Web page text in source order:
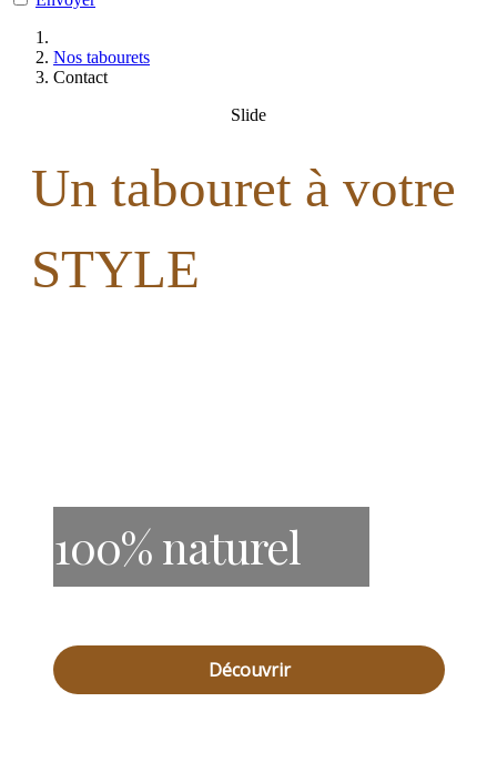
Nos tabourets
Contact
Slide
Un tabouret à votre
STYLE
100% naturel
Découvrir